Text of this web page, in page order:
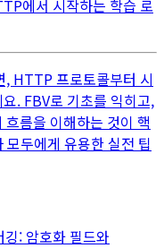
에서 시작하는 학습 로
HTTP 프로토콜부터 시
. FBV로 기초를 익히고,
름을 이해하는 것이 핵
두에게 유용한 실전 팁
: 암호화 필드와